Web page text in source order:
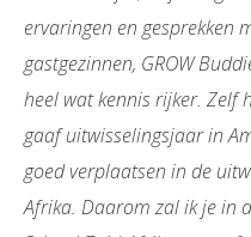
ervaringen en gesprekken
gastgezinnen, GROW
heel wat kennis rijker. Zelf
gaaf uitwisselingsjaar in
goed verplaatsen in de
Afrika. Daarom zal ik je in